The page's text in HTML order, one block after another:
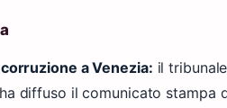
a Venezia: il
diffuso il comunicato stampa